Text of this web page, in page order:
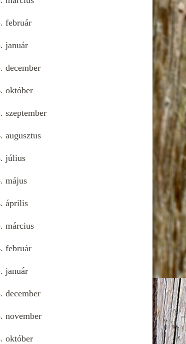
február
január
december
október
szeptember
augusztus
július
május
április
március
február
január
december
november
október